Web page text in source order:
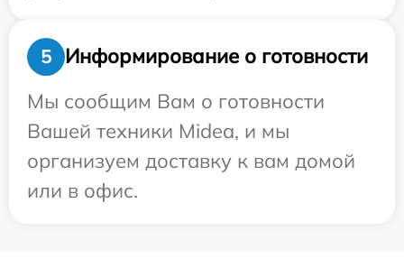
5
Информирование о готовности
Мы сообщим Вам о готовности
Вашей техники Midea, и мы
организуем доставку к вам домой
или в офис.